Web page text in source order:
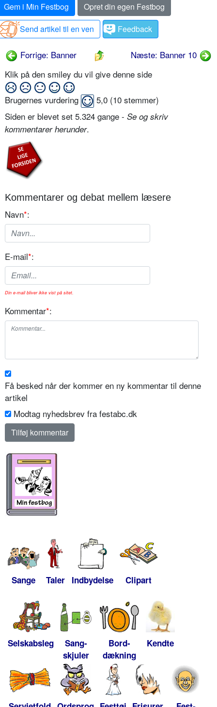
Gem i Min Festbog
Opret din egen Festbog
Send artikel til en ven
Feedback
Forrige: Banner
Næste: Banner 10
Klik på den smiley du vil give denne side
Brugernes vurdering 5,0 (10 stemmer)
Siden er blevet set 5.324 gange - Se og skriv
kommentarer herunder.
Kommentarer og debat mellem læsere
Navn*:
E-mail*:
Din e-mail bliver ikke vist på sitet.
Kommentar*:
Få besked når der kommer en ny kommentar til denne
artikel
Modtag nyhedsbrev fra festabc.dk
Sange Taler Indbydelse Clipart
Selskabsleg
Sang-
skjuler
Bord-
dækning
Kendte